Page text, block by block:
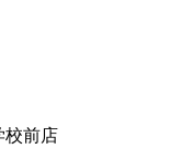
校前店